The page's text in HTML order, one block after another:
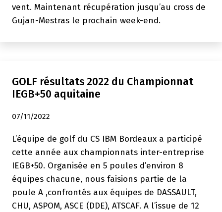
vent. Maintenant récupération jusqu’au cross de
Gujan-Mestras le prochain week-end.
GOLF résultats 2022 du Championnat
IEGB+50 aquitaine
07/11/2022
L’équipe de golf du CS IBM Bordeaux a participé
cette année aux championnats inter-entreprise
IEGB+50. Organisée en 5 poules d’environ 8
équipes chacune, nous faisions partie de la
poule A ,confrontés aux équipes de DASSAULT,
CHU, ASPOM, ASCE (DDE), ATSCAF. A l’issue de 12